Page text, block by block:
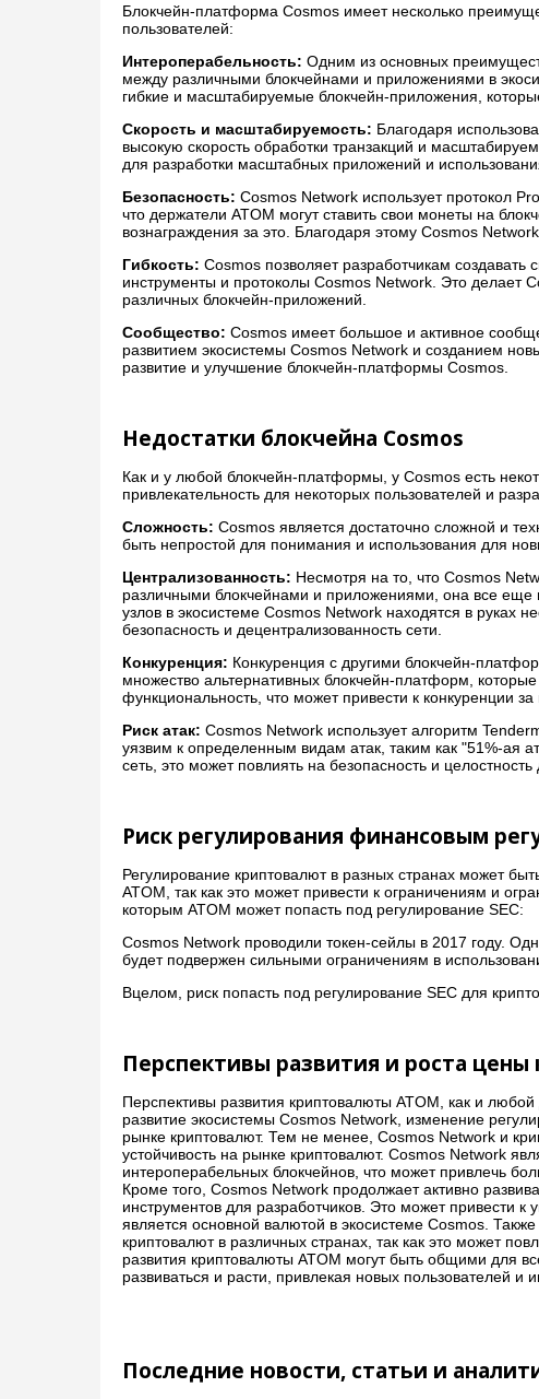
Блокчейн-платформа Cosmos имеет несколько
пользователей:
Интероперабельность: Одним из основных
между различными блокчейнами и приложениями в
гибкие и масштабируемые блокчейн-приложения,
Скорость и масштабируемость: Благодаря
высокую скорость обработки транзакций и
для разработки масштабных приложений и
Безопасность: Cosmos Network использует протокол
что держатели ATOM могут ставить свои монеты на
вознаграждения за это. Благодаря этому Cosmos
Гибкость: Cosmos позволяет разработчикам
инструменты и протоколы Cosmos Network. Это делает
различных блокчейн-приложений.
Сообщество: Cosmos имеет большое и активное
развитием экосистемы Cosmos Network и созданием
развитие и улучшение блокчейн-платформы Cosmos.
Недостатки блокчейна Cosmos
Как и у любой блокчейн-платформы, у Cosmos есть
привлекательность для некоторых пользователей и
Сложность: Cosmos является достаточно сложной и
быть непростой для понимания и использования для
Централизованность: Несмотря на то, что Cosmos
различными блокчейнами и приложениями, она все еще
узлов в экосистеме Cosmos Network находятся в руках
безопасность и децентрализованность сети.
Конкуренция: Конкуренция с другими блокчейн-
множество альтернативных блокчейн-платформ,
функциональность, что может привести к конкуренции за
Риск атак: Cosmos Network использует алгоритм
уязвим к определенным видам атак, таким как "51%-ая
сеть, это может повлиять на безопасность и
Риск регулирования финансовым
Регулирование криптовалют в разных странах может
ATOM, так как это может привести к ограничениям и
которым ATOM может попасть под регулирование SEC:
Cosmos Network проводили токен-сейлы в 2017 году.
будет подвержен сильными ограничениям в
Вцелом, риск попасть под регулирование SEC для
Перспективы развития и роста
Перспективы развития криптовалюты ATOM, как и
развитие экосистемы Cosmos Network, изменение
рынке криптовалют. Тем не менее, Cosmos Network и
устойчивость на рынке криптовалют. Cosmos Network
интероперабельных блокчейнов, что может привлечь
Кроме того, Cosmos Network продолжает активно
инструментов для разработчиков. Это может привести
является основной валютой в экосистеме Cosmos.
криптовалют в различных странах, так как это может
развития криптовалюты ATOM могут быть общими для
развиваться и расти, привлекая новых пользователей и
Последние новости, статьи и